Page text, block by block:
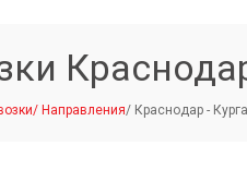
/ Направления/ Краснодар -